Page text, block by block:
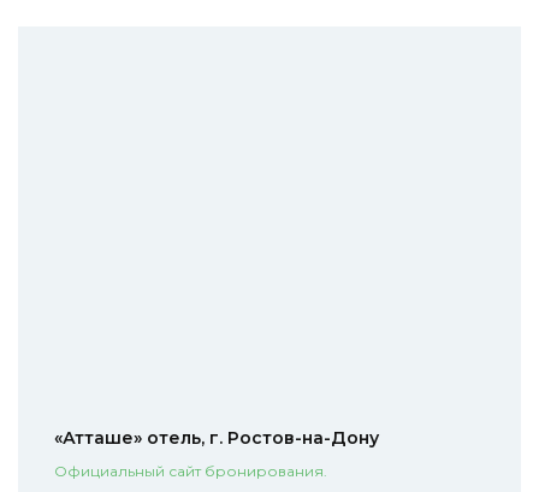
«Атташе» отель, г. Ростов-на-Дону
Официальный сайт бронирования.